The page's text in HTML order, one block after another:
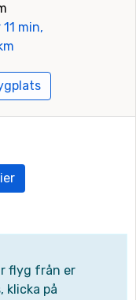
min,
flyg från er
klicka på